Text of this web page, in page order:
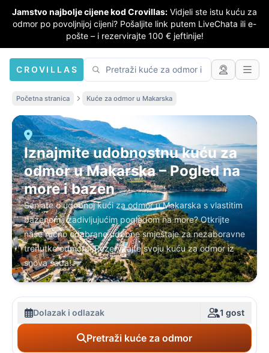
Jamstvo najbolje cijene kod Crovillas: Vidjeli ste istu kuću za
odmor po povoljnijoj cijeni? Pošaljite link putem LiveChata ili e-
pošte – i rezervirajte 100 € jeftinije!
CROVILLAS
Početna stranica Kuće za odmor u Makarska
Iznajmite udobnostnu kuću za
odmor u Makarska – Pogled na
more i bazen
Sanjate o udobnoj kući za odmor u Makarska s vlastitim
bazenom i zadivljujućim pogledom na more? Otkrijte
naše ručno odabrane udobne smještaje za nezaboravne
trenutke odmora. Rezervirajte svoju kuću za odmor iz
snova sada!
Dolazak i odlazak 1 gost
Pretraži kuće za odmor